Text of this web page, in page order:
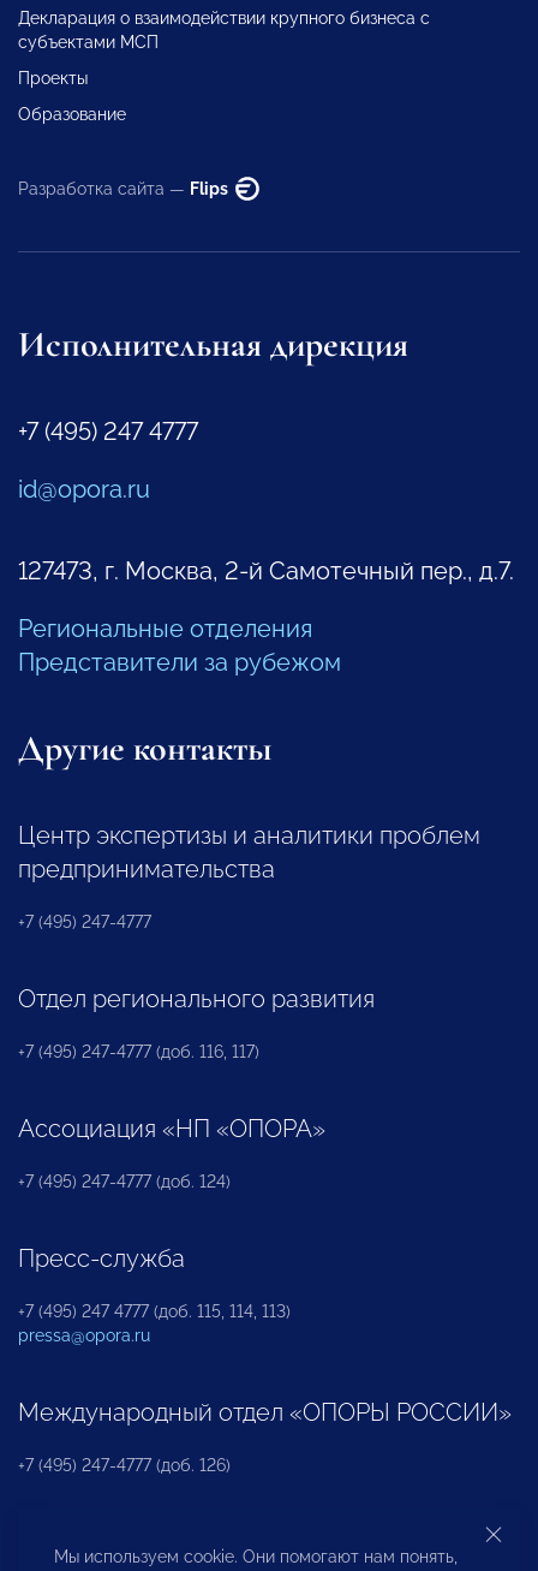
Декларация о взаимодействии крупного бизнеса с
субъектами МСП
Проекты
Образование
Разработка сайта — Flips
Исполнительная дирекция
+7 (495) 247 4777
id@opora.ru
127473, г. Москва, 2-й Самотечный пер., д.7.
Региональные отделения
Представители за рубежом
Другие контакты
Центр экспертизы и аналитики проблем
предпринимательства
+7 (495) 247-4777
Отдел регионального развития
+7 (495) 247-4777 (доб. 116, 117)
Ассоциация «НП «ОПОРА»
+7 (495) 247-4777 (доб. 124)
Пресс-служба
+7 (495) 247 4777 (доб. 115, 114, 113)
pressa@opora.ru
Международный отдел «ОПОРЫ РОССИИ»
+7 (495) 247-4777 (доб. 126)
Бюро по защите прав предпринимателей и
Мы используем cookie. Они помогают нам понять,